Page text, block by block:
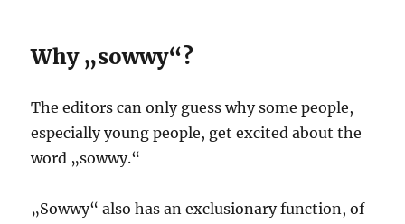
Why „sowwy“?
The editors can only guess why some people,
especially young people, get excited about the
word „sowwy.“
„Sowwy“ also has an exclusionary function, of